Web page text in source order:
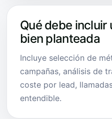
Qué debe incluir
bien planteada
Incluye selección de
campañas, análisis de
coste por lead,
entendible.